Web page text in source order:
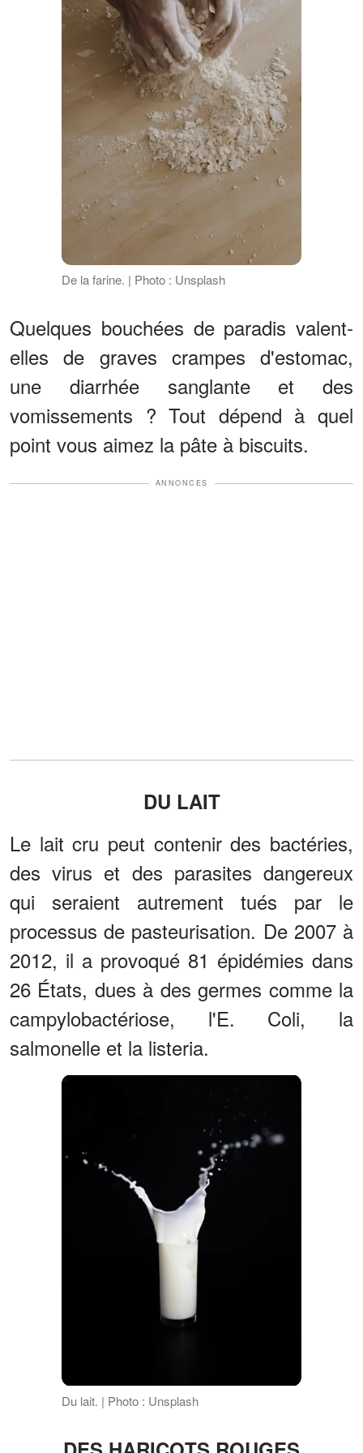
De la farine. | Photo : Unsplash
Quelques bouchées de paradis valent-
elles de graves crampes d'estomac,
une diarrhée sanglante et des
vomissements ? Tout dépend à quel
point vous aimez la pâte à biscuits.
ANNONCES
DU LAIT
Le lait cru peut contenir des bactéries,
des virus et des parasites dangereux
qui seraient autrement tués par le
processus de pasteurisation. De 2007 à
2012, il a provoqué 81 épidémies dans
26 États, dues à des germes comme la
campylobactériose, l'E. Coli, la
salmonelle et la listeria.
Du lait. | Photo : Unsplash